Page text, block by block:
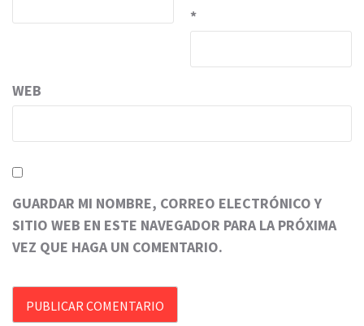
*
WEB
GUARDAR MI NOMBRE, CORREO ELECTRÓNICO Y
SITIO WEB EN ESTE NAVEGADOR PARA LA PRÓXIMA
VEZ QUE HAGA UN COMENTARIO.